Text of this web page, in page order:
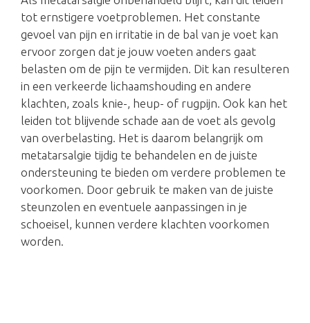
tot ernstigere voetproblemen. Het constante
gevoel van pijn en irritatie in de bal van je voet kan
ervoor zorgen dat je jouw voeten anders gaat
belasten om de pijn te vermijden. Dit kan resulteren
in een verkeerde lichaamshouding en andere
klachten, zoals knie-, heup- of rugpijn. Ook kan het
leiden tot blijvende schade aan de voet als gevolg
van overbelasting. Het is daarom belangrijk om
metatarsalgie tijdig te behandelen en de juiste
ondersteuning te bieden om verdere problemen te
voorkomen. Door gebruik te maken van de juiste
steunzolen en eventuele aanpassingen in je
schoeisel, kunnen verdere klachten voorkomen
worden.